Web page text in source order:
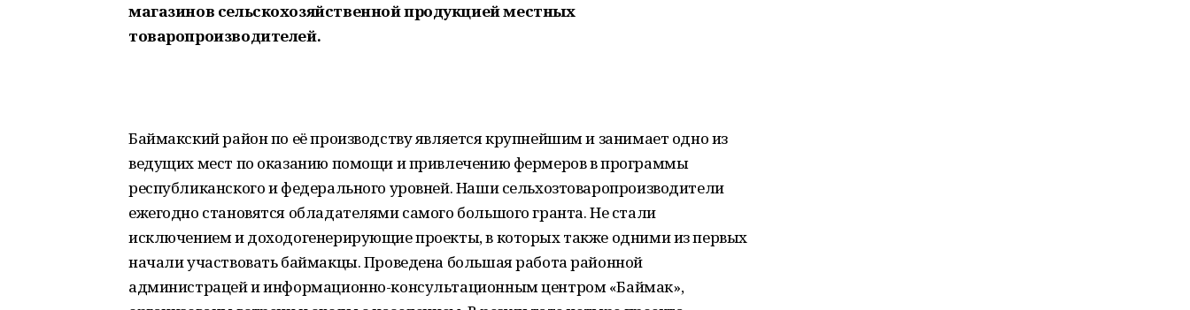
магазинов сельскохозяйственной продукцией местных
товаропроизводителей.
Баймакский район по её производству является крупнейшим и занимает одно из
ведущих мест по оказанию помощи и привлечению фермеров в программы
республиканского и федерального уровней. Наши сельхозтоваропроизводители
ежегодно становятся обладателями самого большого гранта. Не стали
исключением и доходогенерирующие проекты, в которых также одними из первых
начали участвовать баймакцы. Проведена большая работа районной
администрацей и информационно-консультационным центром «Баймак»,